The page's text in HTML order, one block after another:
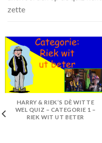
zette
HARRY & RIEK’S DÈ WITTE
WEL QUIZ – CATEGORIE 1 –
RIEK WIT UT BETER